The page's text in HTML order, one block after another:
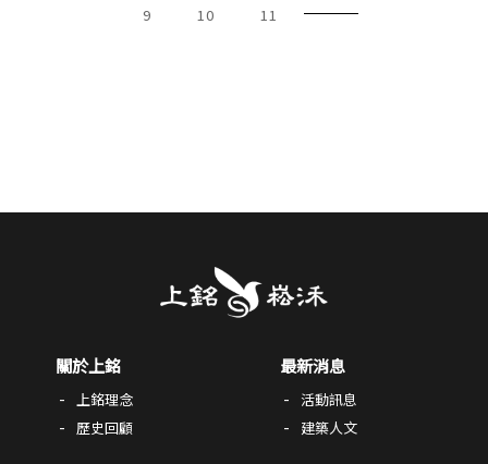
9 10 11
關於上銘
上銘理念
歷史回顧
最新消息
活動訊息
建築人文